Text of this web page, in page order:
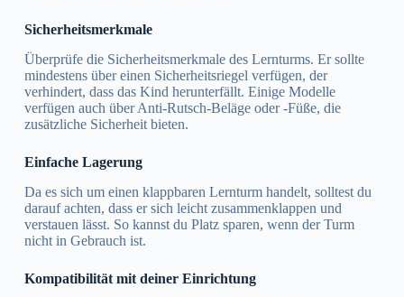
Sicherheitsmerkmale
Überprüfe die Sicherheitsmerkmale des Lernturms. Er sollte
mindestens über einen Sicherheitsriegel verfügen, der
verhindert, dass das Kind herunterfällt. Einige Modelle
verfügen auch über Anti-Rutsch-Beläge oder -Füße, die
zusätzliche Sicherheit bieten.
Einfache Lagerung
Da es sich um einen klappbaren Lernturm handelt, solltest du
darauf achten, dass er sich leicht zusammenklappen und
verstauen lässt. So kannst du Platz sparen, wenn der Turm
nicht in Gebrauch ist.
Kompatibilität mit deiner Einrichtung